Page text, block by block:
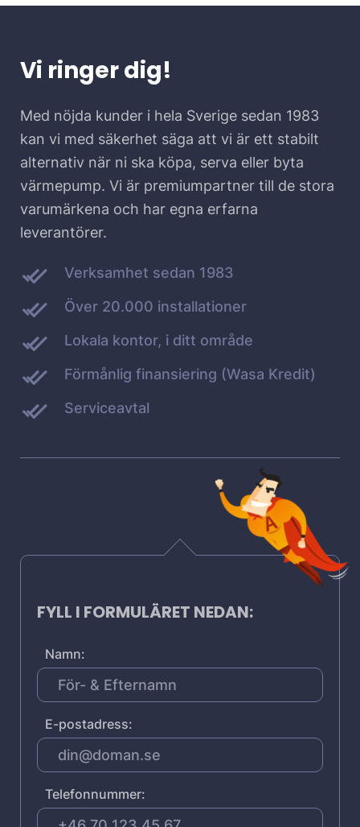
Vi ringer dig!
Med nöjda kunder i hela Sverige sedan 1983
kan vi med säkerhet säga att vi är ett stabilt
alternativ när ni ska köpa, serva eller byta
värmepump. Vi är premiumpartner till de stora
varumärkena och har egna erfarna
leverantörer.
Verksamhet sedan 1983
Över 20.000 installationer
Lokala kontor, i ditt område
Förmånlig finansiering (Wasa Kredit)
Serviceavtal
FYLL I FORMULÄRET NEDAN:
Namn:
E-postadress:
Telefonnummer: